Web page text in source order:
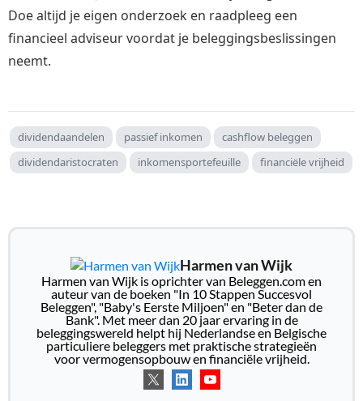
Doe altijd je eigen onderzoek en raadpleeg een
financieel adviseur voordat je beleggingsbeslissingen
neemt.
dividendaandelen passief inkomen
cashflow beleggen
dividendaristocraten
inkomensportefeuille financiële vrijheid
Harmen van Wijk
Harmen van Wijk is oprichter van Beleggen.com en
auteur van de boeken "In 10 Stappen Succesvol
Beleggen", "Baby's Eerste Miljoen" en "Beter dan de
Bank". Met meer dan 20 jaar ervaring in de
beleggingswereld helpt hij Nederlandse en Belgische
particuliere beleggers met praktische strategieën
voor vermogensopbouw en financiële vrijheid.